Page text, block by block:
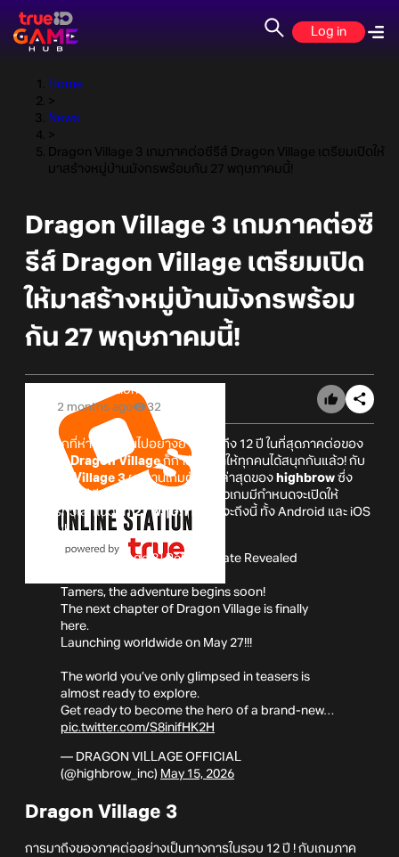
Log in
Home
>
News
>
Dragon Village 3 เกมภาคต่อซีรีส์ Dragon Village เตรียมเปิดให้
มาสร้างหมู่บ้านมังกรพร้อมกัน 27 พฤษภาคมนี้!
Dragon Village 3 เกมภาคต่อซี
รีส์ Dragon Village เตรียมเปิด
ให้มาสร้างหมู่บ้านมังกรพร้อม
กัน 27 พฤษภาคมนี้!
Online Station
2 months ago
32
หลังจากที่ห่างหายกันไปอย่างยาวนานถึง 12 ปี ในที่สุดภาคต่อของ
เกมซีรีส์Dragon Villageก็กำลังจะมาให้ทุกคนได้สนุกกันแล้ว! กับ
Dragon Village 3ผลงานเกมตัวใหม่ล่าสุดของ highbrow ซึ่ง
ล่าสุดนั้นก็ได้มีการเผยออกมาแล้วว่าตัวเกมมีกำหนดจะเปิดให้
บริการทั่วโลกในวันที่27 พฤษภาคม
ที่จะถึงนี้ ทั้ง Android และ iOS
ด้วยกัน!
[Dragon Village 3] Release Date Revealed
Tamers, the adventure begins soon!
The next chapter of Dragon Village is finally
here.
Launching worldwide on May 27!!!
The world you’ve only glimpsed in teasers is
almost ready to explore.
Get ready to become the hero of a brand-new…
pic.twitter.com/S8inifHK2H
— DRAGON VILLAGE OFFICIAL
(@highbrow_inc) May 15, 2026
Dragon Village 3
การมาถึงของภาคต่ออย่างเป็นทางการในรอบ 12 ปี ! กับเกมภาค